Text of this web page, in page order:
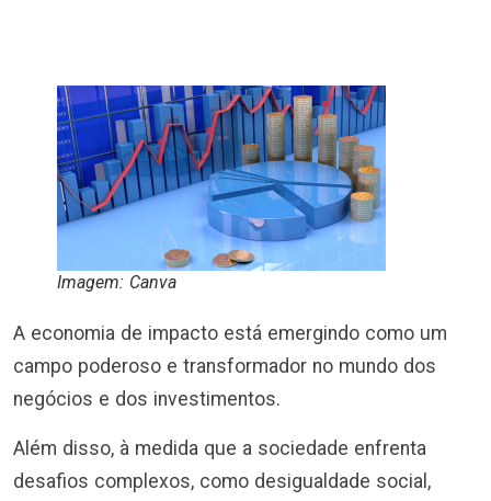
Imagem: Canva
A economia de impacto está emergindo como um
campo poderoso e transformador no mundo dos
negócios e dos investimentos.
Além disso, à medida que a sociedade enfrenta
desafios complexos, como desigualdade social,